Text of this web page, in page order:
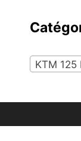
KTM